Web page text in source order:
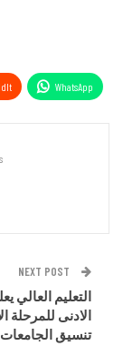
WhatsApp
NEXT POST
التعليم العالي
الادنى للمرحلة
تنسيق الجامعات